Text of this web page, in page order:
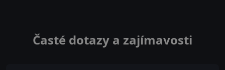
Časté dotazy a zajímavosti